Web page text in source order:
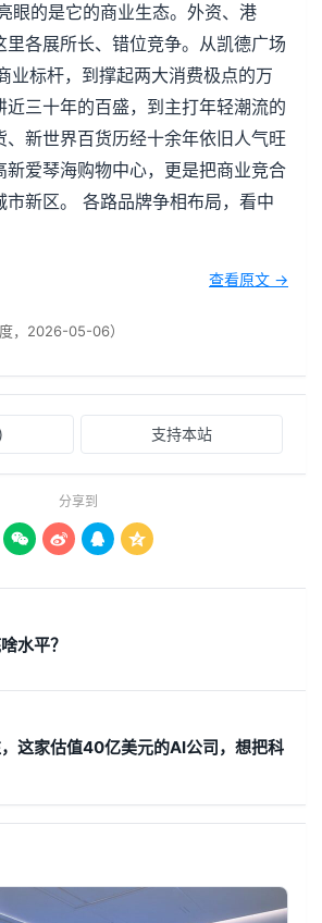
眼的是它的商业生态。外资、港
里各展所长、错位竞争。从凯德广场
业标杆，到撑起两大消费极点的万
近三十年的百盛，到主打年轻潮流的
、新世界百货历经十余年依旧人气旺
新爱琴海购物中心，更是把商业竞合
市新区。 各路品牌争相布局，看中
查看原文 →
，2026-05-06）
) 支持本站
分享到
   
水平？
这家估值40亿美元的AI公司，想把科